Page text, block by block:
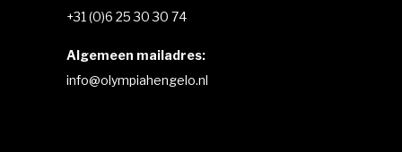
+31 (0)6 25 30 30 74
Algemeen mailadres:
info@olympiahengelo.nl